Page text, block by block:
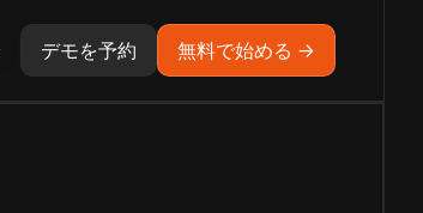
デモを予約 無料で始める →